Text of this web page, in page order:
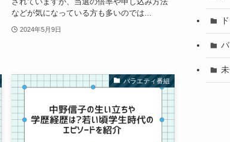
などが気になっている方も多いのでは...
2024年5月9日
バラエティ番組